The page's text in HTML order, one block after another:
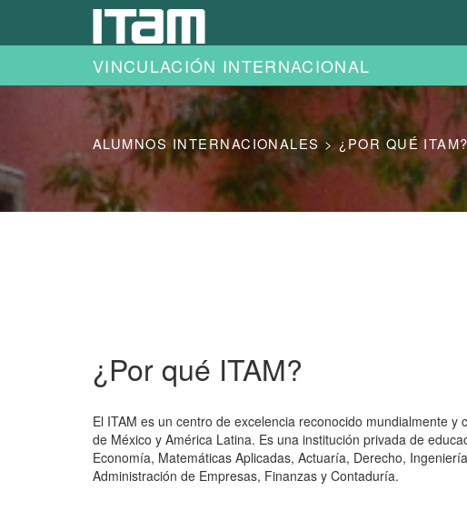
Ir al contenido principal
ALUMNOS INTERNACIONALES > ¿POR QUÉ ITAM?
VINCULACIÓN INTERNACIONAL
¿Por qué ITAM?
El ITAM es un centro de excelencia reconocido mundialmente
de México y América Latina. Es una institución privada de
Economía, Matemáticas Aplicadas, Actuaría, Derecho,
Administración de Empresas, Finanzas y Contaduría.